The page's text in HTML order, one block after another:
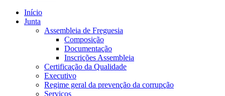
Início
Junta
Assembleia de Freguesia
Composição
Documentação
Inscrições Assembleia
Certificação da Qualidade
Executivo
Regime geral da prevenção da corrupção
Serviços